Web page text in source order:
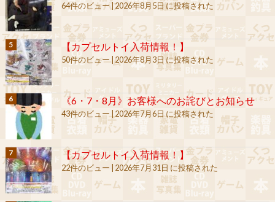
64件のビュー|2026年8月5日 に投稿された
【カプセルトイ入荷情報！】
50件のビュー|2026年8月3日 に投稿された
《6・7・8月》お客様へのお詫びとお知らせ
43件のビュー|2026年7月6日 に投稿された
【カプセルトイ入荷情報！】
22件のビュー 2026年7月31日 に投稿された